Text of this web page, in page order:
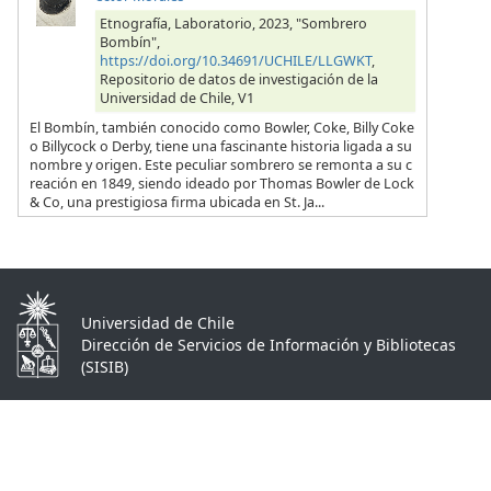
Etnografía, Laboratorio, 2023, "Sombrero
Bombín",
https://doi.org/10.34691/UCHILE/LLGWKT,
Repositorio de datos de investigación de la
Universidad de Chile, V1
El Bombín, también conocido como Bowler, Coke, Billy Coke
o Billycock o Derby, tiene una fascinante historia ligada a su
nombre y origen. Este peculiar sombrero se remonta a su c
reación en 1849, siendo ideado por Thomas Bowler de Lock
& Co, una prestigiosa firma ubicada en St. Ja...
Universidad de Chile
Dirección de Servicios de Información y Bibliotecas
(SISIB)